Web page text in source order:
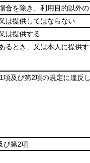
合を除き、利用目的以外の
は提供してはならない
は提供する
るとき、又は本人に提供す
項及び第2項の規定に違反
び第2項